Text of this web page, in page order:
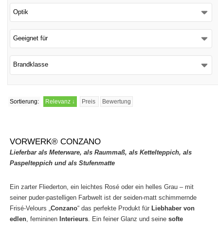
Optik
Geeignet für
Brandklasse
Sortierung: Relevanz ↓ Preis Bewertung
VORWERK® CONZANO
Lieferbar als Meterware, als Raummaß, als Kettelteppich, als
Paspelteppich und als Stufenmatte
Ein zarter Fliederton, ein leichtes Rosé oder ein helles Grau – mit
seiner puder-pastelligen Farbwelt ist der seiden-matt schimmernde
Frisé-Velours „ Conzano“ das perfekte Produkt für Liebhaber von
edlen , femininen Interieurs . Ein feiner Glanz und seine softe